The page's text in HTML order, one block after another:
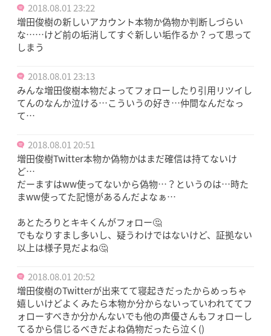
2018.08.01 23:22
増田俊樹の新しいアカウント本物か偽物か判断しづらい
な……けど前の垢消してすぐ新しい垢作るか？って思って
しまう
2018.08.01 23:13
みんな増田俊樹本物だよってフォローしたり引用リツイし
てんのなんか泣ける…こういうの好き…仲間なんだなっ
て…
2018.08.01 20:51
増田俊樹Twitter本物か偽物かはまだ確信は持てないけ
ど…
だーますはww使ってないから偽物…？というのは…時た
まww使ってた記憶があるんだよなぁ…
あとたろりとキキくんがフォロー🤔
でもなりすまし多いし、疑うわけではないけど、証拠ない
以上は様子見だよね🤔
2018.08.01 20:52
増田俊樹のTwitterが出来てて寝起きだったからめっちゃ
嬉しいけどよくみたら本物か分からないっていわれててフ
ォローすべきか分かんないでも他の声優さんもフォローし
てるから信じるべきだよね偽物だったら泣く()